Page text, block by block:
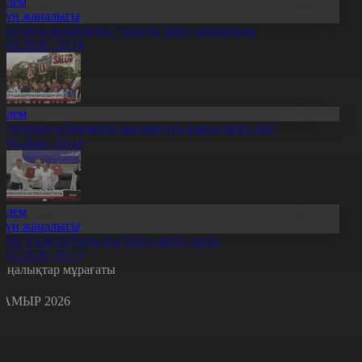
жаңалығы
мұғалімдер 7 күндік шеру жариялады
10:14
бюджетті қысқартуға қарсы шеру өтті
10:14
жаңалығы
Үкіметі Рауль Кастроға айып тақты
10:13
мұрағаты
2026